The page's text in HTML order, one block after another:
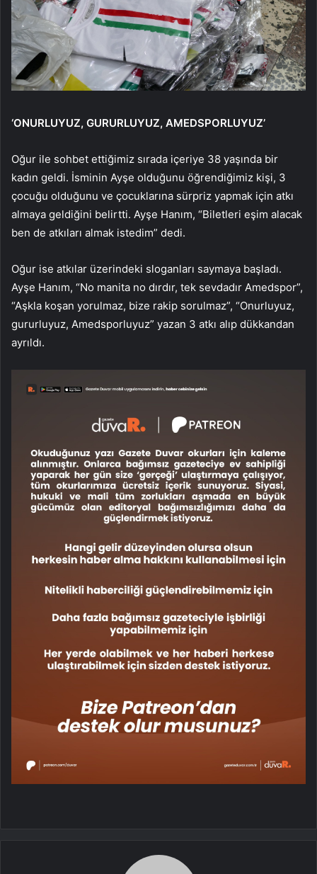
‘ONURLUYUZ, GURURLUYUZ, AMEDSPORLUYUZ’
Oğur ile sohbet ettiğimiz sırada içeriye 38 yaşında bir
kadın geldi. İsminin Ayşe olduğunu öğrendiğimiz kişi, 3
çocuğu olduğunu ve çocuklarına sürpriz yapmak için atkı
almaya geldiğini belirtti. Ayşe Hanım, “Biletleri eşim alacak
ben de atkıları almak istedim” dedi.
Oğur ise atkılar üzerindeki sloganları saymaya başladı.
Ayşe Hanım, “No manita no dırdır, tek sevdadır Amedspor”,
“Aşkla koşan yorulmaz, bize rakip sorulmaz”, “Onurluyuz,
gururluyuz, Amedsporluyuz” yazan 3 atkı alıp dükkandan
ayrıldı.